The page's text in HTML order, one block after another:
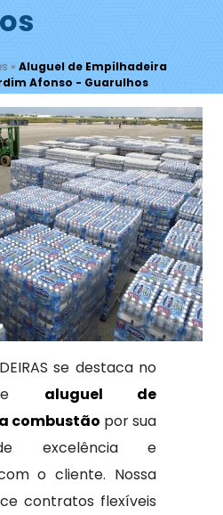
» Aluguel de Empilhadeira
Afonso - Guarulhos
se destaca no
de aluguel de
combustão por sua
excelência e
o cliente. Nossa
contratos flexíveis